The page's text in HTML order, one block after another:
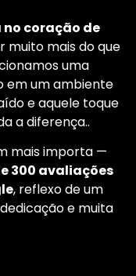
coração de
muito mais do que
uma
em um ambiente
e aquele toque
a diferença..
mais importa —
300 avaliações
, reflexo de um
e muita